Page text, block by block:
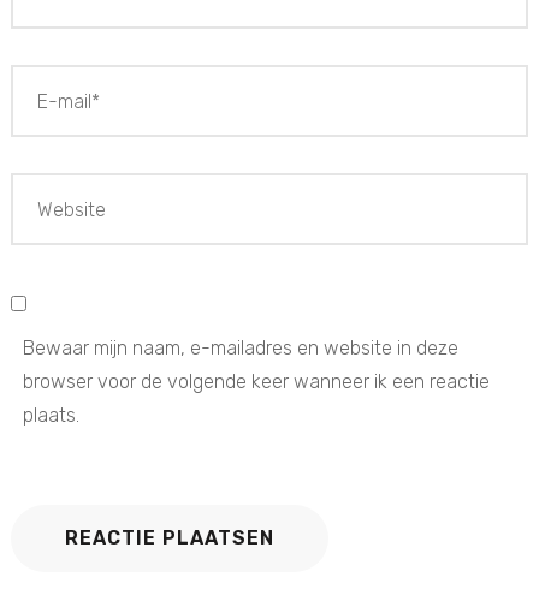
Bewaar mijn naam, e-mailadres en website in deze
browser voor de volgende keer wanneer ik een reactie
plaats.